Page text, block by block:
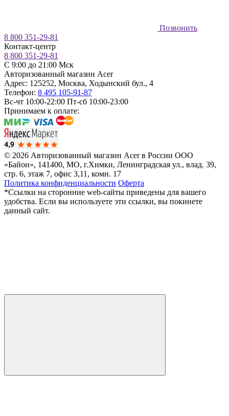
Позвонить
8 800 351-29-81
Контакт-центр
8 800 351-29-81
C 9:00 до 21:00 Мск
Авторизованный магазин Acer
Адрес: 125252, Москва, Ходынский бул., 4
Телефон: 8 495 105-91-87
Вс-чт 10:00-22:00 Пт-сб 10:00-23:00
Принимаем к оплате:
© 2026 Авторизованный магазин Acer в России ООО
«Байон», 141400, МО, г.Химки, Ленинградская ул., влад. 39,
стр. 6, этаж 7, офис 3,11, комн. 17
Политика конфиденциальности Оферта
*Ссылки на сторонние web-сайты приведены для вашего
удобства. Если вы используете эти ссылки, вы покинете
данный сайт.